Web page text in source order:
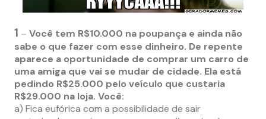
1 – Você tem R$10.000 na poupança e ainda não
sabe o que fazer com esse dinheiro. De repente
aparece a oportunidade de comprar um carro de
uma amiga que vai se mudar de cidade. Ela está
pedindo R$25.000 pelo veículo que custaria
R$29.000 na loja. Você:
a) Fica eufórica com a possibilidade de sair